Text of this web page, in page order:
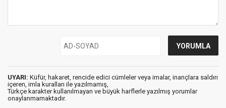
UYARI: Küfür, hakaret, rencide edici cümleler veya imalar, inançlara saldırı
içeren, imla kuralları ile yazılmamış,
Türkçe karakter kullanılmayan ve büyük harflerle yazılmış yorumlar
onaylanmamaktadır.